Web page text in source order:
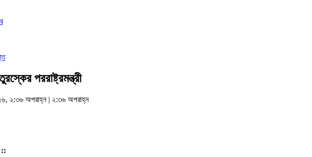
পররাষ্ট্রমন্ত্রী
২:৩৬ অপরাহ্ন | ২:৩৬ অপরাহ্ন
::